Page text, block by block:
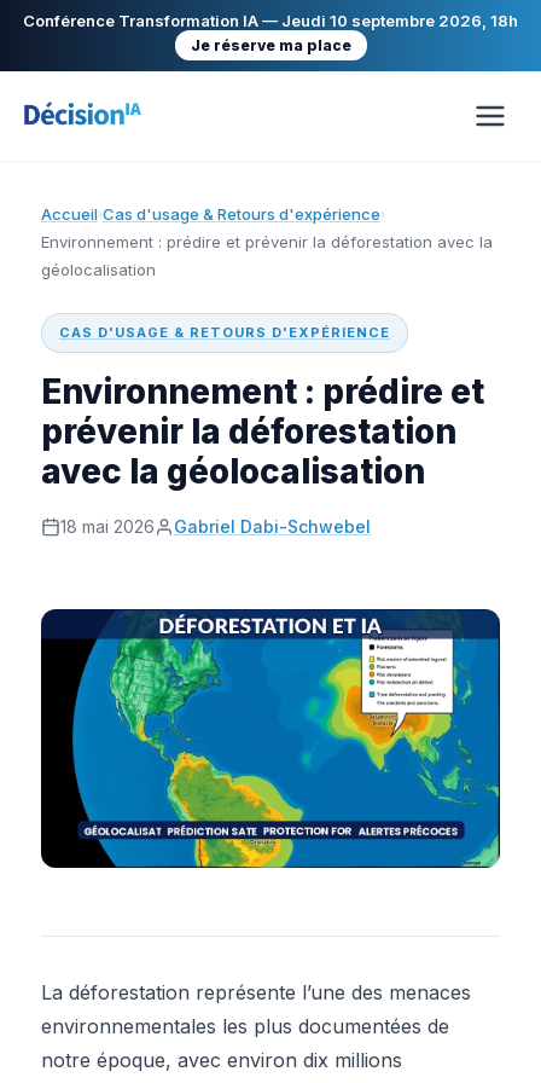
Conférence Transformation IA — Jeudi 10 septembre 2026, 18h
Je réserve ma place
Accueil›Cas d'usage & Retours d'expérience›
Environnement : prédire et prévenir la déforestation avec la
géolocalisation
CAS D'USAGE & RETOURS D'EXPÉRIENCE
Environnement : prédire et
prévenir la déforestation
avec la géolocalisation
18 mai 2026 Gabriel Dabi-Schwebel
La déforestation représente l’une des menaces
environnementales les plus documentées de
notre époque, avec environ dix millions